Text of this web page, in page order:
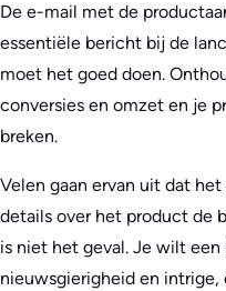
De e-mail met de
essentiële bericht bij de
moet het goed doen.
conversies en omzet en je
breken.
Velen gaan ervan uit dat
details over het product de
is niet het geval. Je wilt een
nieuwsgierigheid en